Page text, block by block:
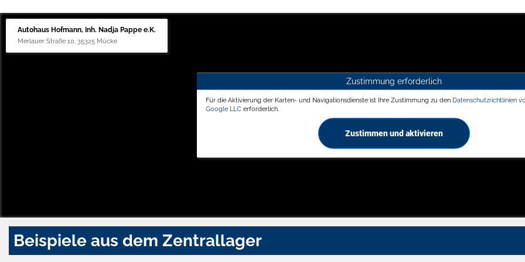
Autohaus Hofmann, Inh. Nadja Pappe e.K.
Merlauer Straße 10, 35325 Mücke
Zustimmung erforderlich
Für die Aktivierung der Karten- und Navigationsdienste ist Ihre Zustimmung zu den Datenschutzrichtlinien
Google LLC erforderlich.
Zustimmen und aktivieren
Beispiele aus dem Zentrallager